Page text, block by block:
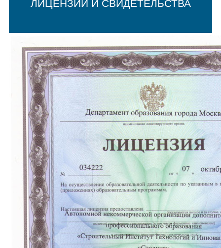
ЛИЦЕНЗИИ И СВИДЕТЕЛЬСТВА